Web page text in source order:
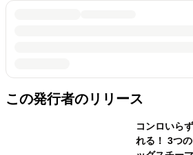
この発行者のリリース
コンロいら
れる！ 3つ